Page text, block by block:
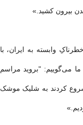
بیرون کشید.»
وابسته به ایران، با
می‌گوییم: "بروید مراسم
شروع کردند به شلیک موشک